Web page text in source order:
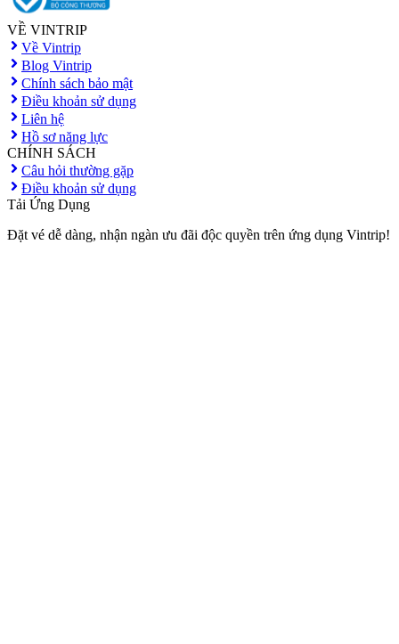
VỀ VINTRIP
Về Vintrip
Blog Vintrip
Chính sách bảo mật
Điều khoản sử dụng
Liên hệ
Hồ sơ năng lực
CHÍNH SÁCH
Câu hỏi thường gặp
Điều khoản sử dụng
Tải Ứng Dụng
Đặt vé dễ dàng, nhận ngàn ưu đãi độc quyền trên ứng dụng Vintrip!